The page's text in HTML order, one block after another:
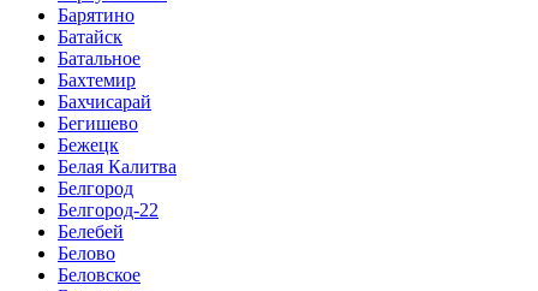
Барятино
Батайск
Батальное
Бахтемир
Бахчисарай
Бегишево
Бежецк
Белая Калитва
Белгород
Белгород-22
Белебей
Белово
Беловское